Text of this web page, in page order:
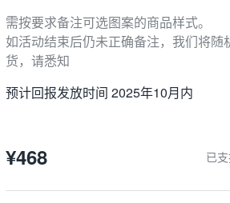
需按要求备注可选图案的商品样式。
如活动结束后仍未正确备注，我们将随
货，请悉知
预计回报发放时间 2025年10月内
¥468 已